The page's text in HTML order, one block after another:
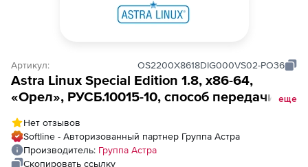
Артикул: OS2200X8618DIG000VS02-PO36
Astra Linux Special Edition 1.8, х86-64,
«Орел», РУСБ.10015-10, способ передачи
сроком на 36 мес., с включенными
обновлениями Тип 2 на 36 мес.
еще
Нет отзывов
Softline - Авторизованный партнер Группа Астра
Производитель: Группа Астра
Скопировать ссылку